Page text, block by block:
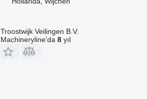
Troostwijk Veilingen B.V.
Machineryline'da 8yıl